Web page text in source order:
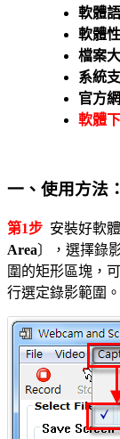
軟體
軟體
檔案
系統
官方
軟體
一、使用方法：
第1步 安裝好軟
Area〕，選擇錄
圍的矩形區塊，
行選定錄影範圍。